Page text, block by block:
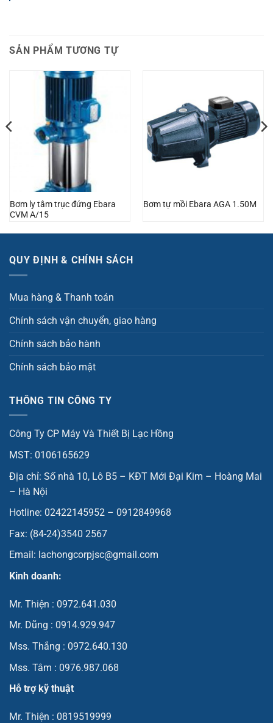
SẢN PHẨM TƯƠNG TỰ
Bơm ly tâm trục đứng Ebara
CVM A/15
Bơm tự mồi Ebara AGA 1.50M
QUY ĐỊNH & CHÍNH SÁCH
Mua hàng & Thanh toán
Chính sách vận chuyển, giao hàng
Chính sách bảo hành
Chính sách bảo mật
THÔNG TIN CÔNG TY
Công Ty CP Máy Và Thiết Bị Lạc Hồng
MST: 0106165629
Địa chỉ: Số nhà 10, Lô B5 – KĐT Mới Đại Kim – Hoàng Mai
– Hà Nội
Hotline: 02422145952 – 0912849968
Fax: (84-24)3540 2567
Email: lachongcorpjsc@gmail.com
Kinh doanh:
Mr. Thiện : 0972.641.030
Mr. Dũng : 0914.929.947
Mss. Thắng : 0972.640.130
Mss. Tâm : 0976.987.068
Hỗ trợ kỹ thuật
Mr. Thiện : 0819519999